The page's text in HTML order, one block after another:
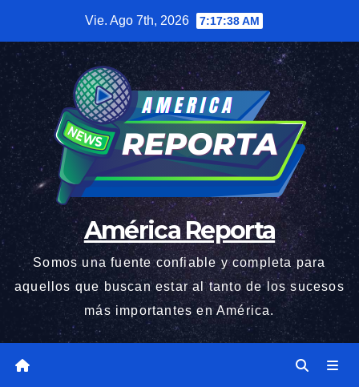
contenido
Vie. Ago 7th, 2026 7:17:39 AM
América Reporta
Somos una fuente confiable y completa para
aquellos que buscan estar al tanto de los sucesos
más importantes en América.